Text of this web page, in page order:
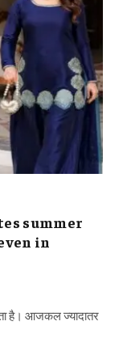
summer
in
है। आजकल ज्यादातर